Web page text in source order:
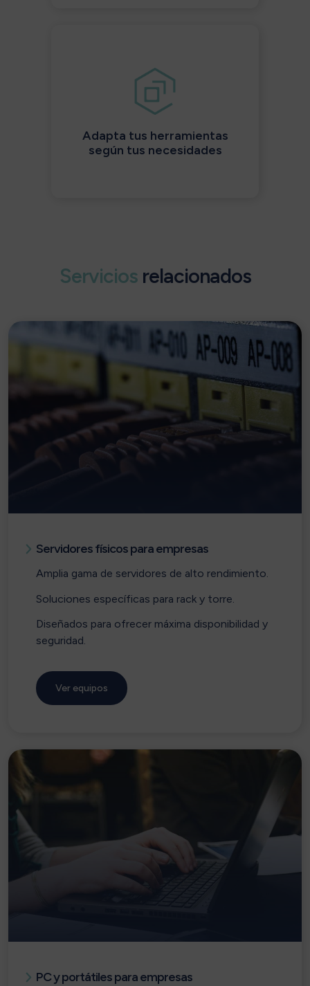
Adapta tus herramientas
según tus necesidades
Serviciosrelacionados
Servidores físicos para empresas
Amplia gama de servidores de alto rendimiento.
Soluciones específicas para rack y torre.
Diseñados para ofrecer máxima disponibilidad y
seguridad.
Ver equipos
PC y portátiles para empresas